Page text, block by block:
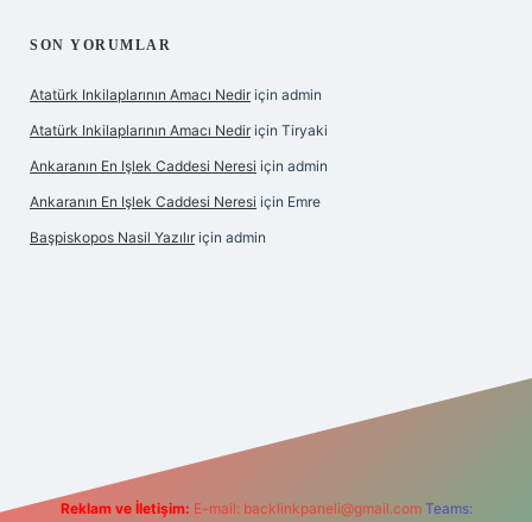
SON YORUMLAR
Atatürk Inkilaplarının Amacı Nedir için admin
Atatürk Inkilaplarının Amacı Nedir için Tiryaki
Ankaranın En Işlek Caddesi Neresi için admin
Ankaranın En Işlek Caddesi Neresi için Emre
Başpiskopos Nasil Yazılır için admin
Reklam ve İletişim: E-mail: backlinkpaneli@gmail.com Teams: